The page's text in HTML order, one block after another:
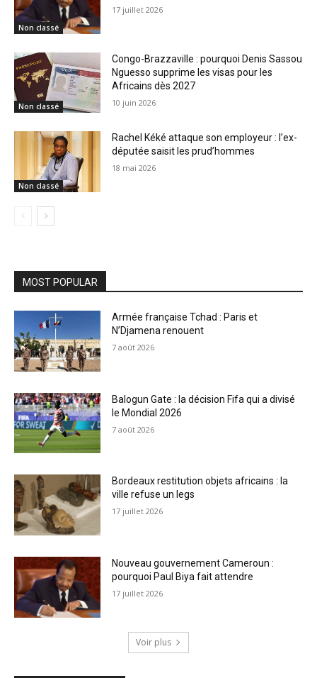
Non classé
17 juillet 2026
Non classé
Congo-Brazzaville : pourquoi Denis Sassou
Nguesso supprime les visas pour les
Africains dès 2027
10 juin 2026
Non classé
Rachel Kéké attaque son employeur : l’ex-
députée saisit les prud’hommes
18 mai 2026
MOST POPULAR
Armée française Tchad : Paris et
N’Djamena renouent
7 août 2026
Balogun Gate : la décision Fifa qui a divisé
le Mondial 2026
7 août 2026
Bordeaux restitution objets africains : la
ville refuse un legs
17 juillet 2026
Nouveau gouvernement Cameroun :
pourquoi Paul Biya fait attendre
17 juillet 2026
Voir plus